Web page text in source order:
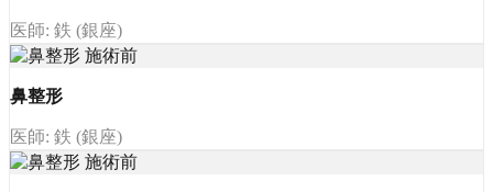
医師: 鉄 (銀座)
鼻整形
医師: 鉄 (銀座)